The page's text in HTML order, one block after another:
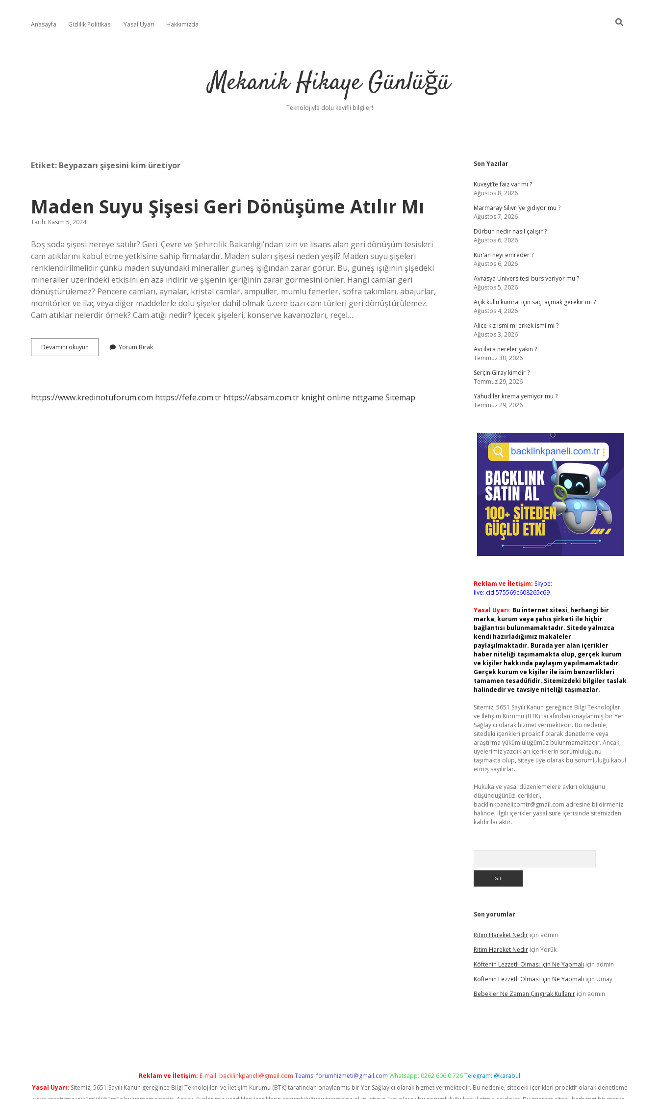
Anasayfa Gizlilik Politikası Yasal Uyarı Hakkımızda
Mekanik Hikaye Günlüğü
Teknolojiyle dolu keyifli bilgiler!
Etiket: Beypazarı şişesini kim üretiyor
Maden Suyu Şişesi Geri Dönüşüme Atılır Mı
Tarih: Kasım 5, 2024
Boş soda şişesi nereye satılır? Geri. Çevre ve Şehircilik Bakanlığı’ndan izin ve lisans alan geri dönüşüm tesisleri
cam atıklarını kabul etme yetkisine sahip firmalardır. Maden suları şişesi neden yeşil? Maden suyu şişeleri
renklendirilmelidir çünkü maden suyundaki mineraller güneş ışığından zarar görür. Bu, güneş ışığının şişedeki
mineraller üzerindeki etkisini en aza indirir ve şişenin içeriğinin zarar görmesini önler. Hangi camlar geri
dönüştürülemez? Pencere camları, aynalar, kristal camlar, ampuller, mumlu fenerler, sofra takımları, abajurlar,
monitörler ve ilaç veya diğer maddelerle dolu şişeler dahil olmak üzere bazı cam türleri geri dönüştürülemez.
Cam atıklar nelerdir örnek? Cam atığı nedir? İçecek şişeleri, konserve kavanozları, reçel…
Devamını okuyun
Suyu
Mı
Yorum Bırak
https://www.kredinotuforum.com https://fefe.com.tr https://absam.com.tr knight online nttgame Sitemap
Sidebar
Son Yazılar
Kuveyt’te faiz var mı ?
Ağustos 8, 2026
Marmaray Silivri’ye gidiyor mu ?
Ağustos 7, 2026
Dürbün nedir nasıl çalışır ?
Ağustos 6, 2026
Kur’an neyi emreder ?
Ağustos 6, 2026
Avrasya Üniversitesi burs veriyor mu ?
Ağustos 5, 2026
Açık küllü kumral için saçı açmak gerekir mi ?
Ağustos 4, 2026
Alice kız ismi mi erkek ismi mi ?
Ağustos 3, 2026
Avcılara nereler yakın ?
Temmuz 30, 2026
Serçin Giray kimdir ?
Temmuz 29, 2026
Yahudiler krema yemiyor mu ?
Temmuz 29, 2026
Reklam ve İletişim: Skype:
live:.cid.575569c608265c69
Yasal Uyarı: Bu internet sitesi, herhangi bir
marka, kurum veya şahıs şirketi ile hiçbir
bağlantısı bulunmamaktadır. Sitede yalnızca
kendi hazırladığımız makaleler
paylaşılmaktadır. Burada yer alan içerikler
haber niteliği taşımamakta olup, gerçek kurum
ve kişiler hakkında paylaşım yapılmamaktadır.
Gerçek kurum ve kişiler ile isim benzerlikleri
tamamen tesadüfidir. Sitemizdeki bilgiler taslak
halindedir ve tavsiye niteliği taşımazlar.
Sitemiz, 5651 Sayılı Kanun gereğince Bilgi Teknolojileri
ve İletişim Kurumu (BTK) tarafından onaylanmış bir Yer
Sağlayıcı olarak hizmet vermektedir. Bu nedenle,
sitedeki içerikleri proaktif olarak denetleme veya
araştırma yükümlülüğümüz bulunmamaktadır. Ancak,
üyelerimiz yazdıkları içeriklerin sorumluluğunu
taşımakta olup, siteye üye olarak bu sorumluluğu kabul
etmiş sayılırlar.
Hukuka ve yasal düzenlemelere aykırı olduğunu
düşündüğünüz içerikleri,
backlinkpanelicomtr@gmail.com adresine bildirmeniz
halinde, ilgili içerikler yasal süre içerisinde sitemizden
kaldırılacaktır.
Son yorumlar
Ritim Hareket Nediriçin admin
Ritim Hareket Nediriçin Yörük
Köftenin Lezzetli Olması Için Ne Yapmalı için admin
Köftenin Lezzetli Olması Için Ne Yapmalı için Umay
Bebekler Ne Zaman Çıngırak Kullanıriçin admin
Reklam ve İletişim: E-mail: backlinkpaneli@gmail.com Teams:forumhizmeti@gmail.com Whatsapp: 0262 606 0 726Telegram: @karabul
Yasal Uyarı: Sitemiz, 5651 Sayılı Kanun gereğince Bilgi Teknolojileri ve İletişim Kurumu (BTK) tarafından onaylanmış bir Yer Sağlayıcı olarak hizmet vermektedir. Bu nedenle, sitedeki içerikleri proaktif olarak denetleme